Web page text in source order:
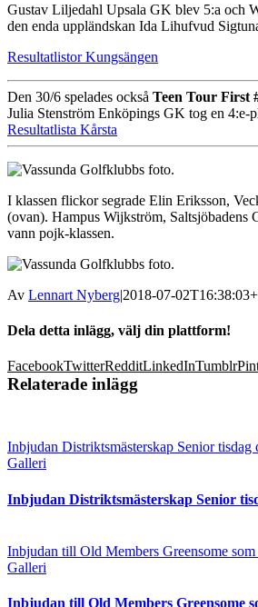
Gustav Liljedahl Upsala GK blev 5:a och
den enda uppländskan Ida Lihufvud
Resultatlistor Kungsängen
Den 30/6 spelades också Teen Tour First
Julia Stenström Enköpings GK tog en 4:e-
Resultatlista Kårsta
I klassen flickor segrade Elin Eriksson,
(ovan). Hampus Wijkström, Saltsjöbadens
vann pojk-klassen.
Av Lennart Nyberg|2018-07-
Dela detta inlägg, välj din plattform!
FacebookTwitterRedditLinkedInTumblr
Relaterade inlägg
Inbjudan Distriktsmästerskap Senior tisdag
Galleri
Inbjudan Distriktsmästerskap Senior
Inbjudan till Old Members Greensome
Galleri
Inbjudan till Old Members Greensome